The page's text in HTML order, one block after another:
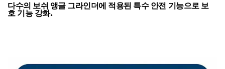
다수의 보쉬 앵글 그라인더에 적용된 특수 안전 기능으로 보
호 기능 강화.